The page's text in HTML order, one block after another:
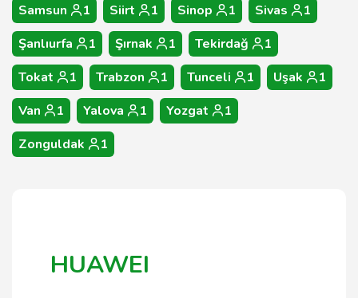
Samsun
1 Siirt 1 Sinop 1 Sivas
1
Şanlıurfa
1 Şırnak 1 Tekirdağ
1
Tokat
1 Trabzon 1 Tunceli 1 Uşak
1
Van
1 Yalova 1 Yozgat
1
Zonguldak
1
HUAWEI